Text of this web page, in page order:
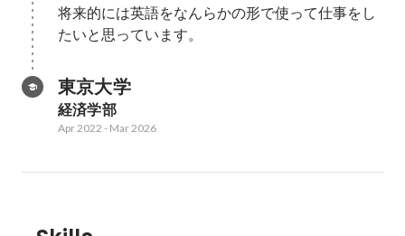
将来的には英語をなんらかの形で使って仕事をし
たいと思っています。
東京大学
経済学部
Apr 2022 - Mar 2026